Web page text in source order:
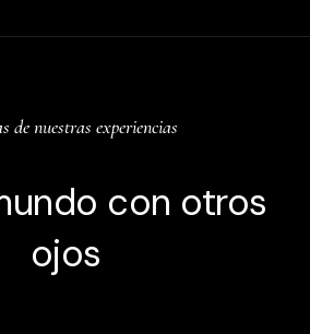
de nuestras experiencias
con otros
ojos